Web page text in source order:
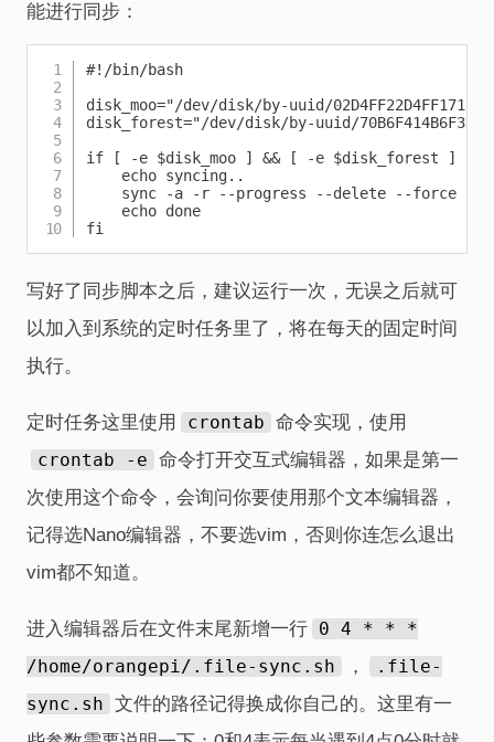
能进行同步：
#!/bin/bash
disk_moo="/dev/disk/by-uuid/02D4FF22D4FF171F"
disk_forest="/dev/disk/by-uuid/
if [ -e $disk_moo ] && [ -e $disk_forest ] ;
    echo syncing..
sync -a -r --progress --delete --force /
    echo done
fi
写好了同步脚本之后，建议运行一次，无误之后就可
以加入到系统的定时任务里了，将在每天的固定时间
执行。
定时任务这里使用 crontab 命令实现，使用
crontab -e 命令打开交互式编辑器，如果是第一
次使用这个命令，会询问你要使用那个文本编辑器，
记得选Nano编辑器，不要选vim，否则你连怎么退出
vim都不知道。
进入编辑器后在文件末尾新增一行 0 4 * * *
/home/orangepi/.file-sync.sh
，
.file-
sync.sh 文件的路径记得换成你自己的。这里有一